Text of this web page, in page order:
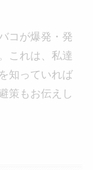
コが爆発・発
これは、私達
知っていれば
策もお伝えし